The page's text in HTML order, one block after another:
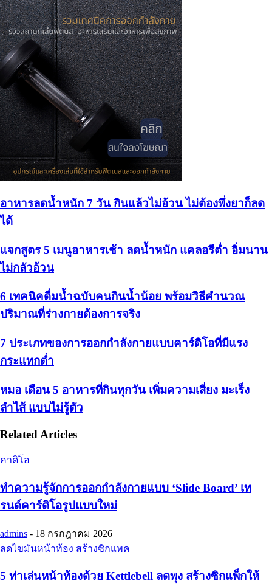
อาหารลดน้ำหนัก 7 วัน กินแล้วไม่อ้วน ไม่ต้องพึ่งยาก็ลด
ได้
แจกสูตร 5 เมนูอาหารเช้า ลดน้ำหนัก แคลอรีต่ำ อิ่มนาน
ไม่กลัวอ้วน
6 เทคนิคดื่มน้ำฉบับคนกินน้ำน้อย พร้อมวิธีคำนวณ
ปริมาณที่ร่างกายต้องการจริง
7 ประเภทของการออกกำลังกายแบบคาร์ดิโอที่มีแรง
กระแทกต่ำ
หมอ เตือน 5 อาหารที่กินทุกวัน เพิ่มความเสี่ยง มะเร็ง
ลำไส้ แบบไม่รู้ตัว
Related Articles
คาดิโอ
ทำความรู้จักการออกกำลังกายแบบ ‘Slide Board’ เท
รนด์คาร์ดิโอรูปแบบใหม่
admins - 18 กรกฎาคม 2026
ลดไขมันหน้าท้อง สร้างซิกแพค
5 ท่าเล่นหน้าท้องด้วย Kettlebell ลดพุง สร้างซิกแพ็กให้